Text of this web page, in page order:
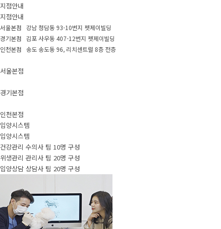
지점안내
지점안내
서울본점 강남 청담동 93-10번지 펫제이빌딩
경기본점 김포 사우동 407-12번지 펫제이빌딩
인천본점 송도 송도동 96, 리치센트럴 8층 전층
서울본점
경기본점
인천본점
입양시스템
입양시스템
건강관리 수의사 팀 10명 구성
위생관리 관리사 팀 20명 구성
입양상담 상담사 팀 20명 구성